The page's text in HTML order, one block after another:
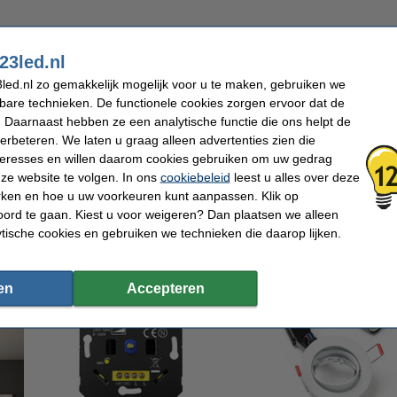
gaat u de lengte van het
belangrijke factor. Bij het 1-2-3 systeem van Calex
van 1, 3 of 5 meter lang. Wanneer u een plafondkap heeft
snel gemaakt. Maar bij een plafondplaat met 3, 4 of 5
te variëren zodat de lampen op verschillende
heeft bepaald, kunt u ook bij de snoeren kiezen uit
strakke uitstraling? Ga dan voor een strijkijzersnoer
kies voor een textielsnoer met een patroon wanneer u
het kiezen van de E27fitting. Met de lamphouder maakt u het ontwerp van uw
uit verschillende kleuren. Gaat u voor een rustig geheel? Kies dan een
kies een andere kleur als u juist met kleurcontrasten wilt werken. Uw gekozen
het is erg belangrijk dat deze mooi op elkaar aansluiten.
ook interessant:
zo gemakkelijk mogelijk voor u te maken, gebruiken we
technieken. De functionele cookies zorgen ervoor dat de
hebben ze een analytische functie die ons helpt de
We laten u graag alleen advertenties zien die
en willen daarom cookies gebruiken om uw gedrag
website te volgen. In ons cookiebeleid leest u alles over deze
en hoe u uw voorkeuren kunt aanpassen. Klik op
te gaan. Kiest u voor weigeren? Dan plaatsen we alleen
cookies en gebruiken we technieken die daarop lijken.
Accepteren